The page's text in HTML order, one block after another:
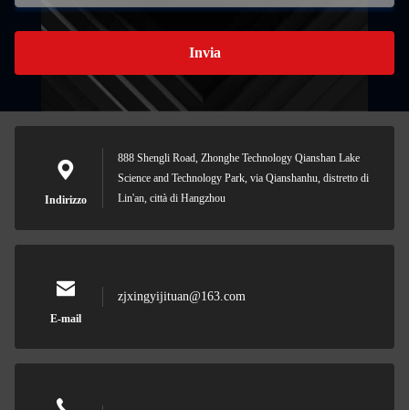
Invia
Indirizzo
888 Shengli Road, Zhonghe Technology Qianshan Lake
Science and Technology Park, via Qianshanhu, distretto di
Lin'an, città di Hangzhou
E-mail
zjxingyijituan@163.com